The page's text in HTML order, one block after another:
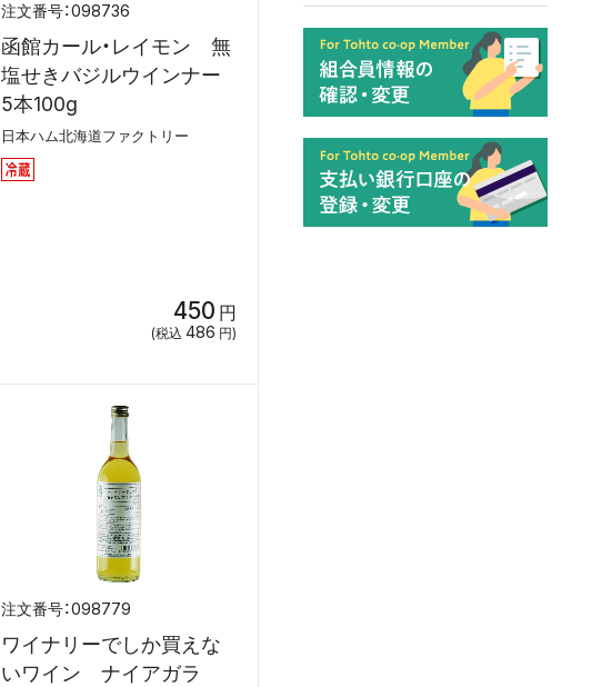
098736
函館カール・レイモン 無
塩せきバジルウインナー
5本100g
日本ハム北海道ファクトリー
450 円
(税込 486 円)
098779
ワイナリーでしか買えな
いワイン ナイアガラ